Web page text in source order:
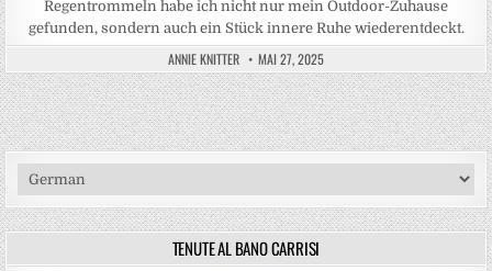
Regentrommeln habe ich nicht nur mein Outdoor-Zuhause
gefunden, sondern auch ein Stück innere Ruhe wiederentdeckt.
ANNIE KNITTER MAI 27, 2025
TENUTE AL BANO CARRISI